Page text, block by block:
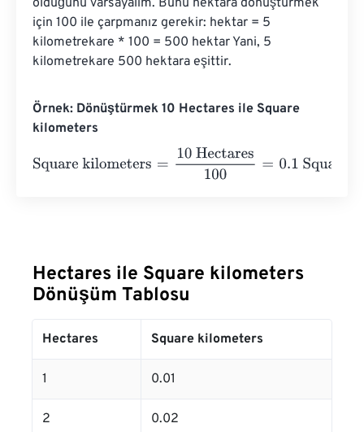
olduğunu varsayalım. Bunu hektara dönüştürmek
için 100 ile çarpmanız gerekir: hektar = 5
kilometrekare * 100 = 500 hektar Yani, 5
kilometrekare 500 hektara eşittir.
Örnek: Dönüştürmek 10 Hectares ile Square
kilometers
Square kilometers
10 Hectares100=0.1 Square
Hectares ile Square kilometers
Dönüşüm Tablosu
Hectares Square kilometers
1 0.01
2 0.02